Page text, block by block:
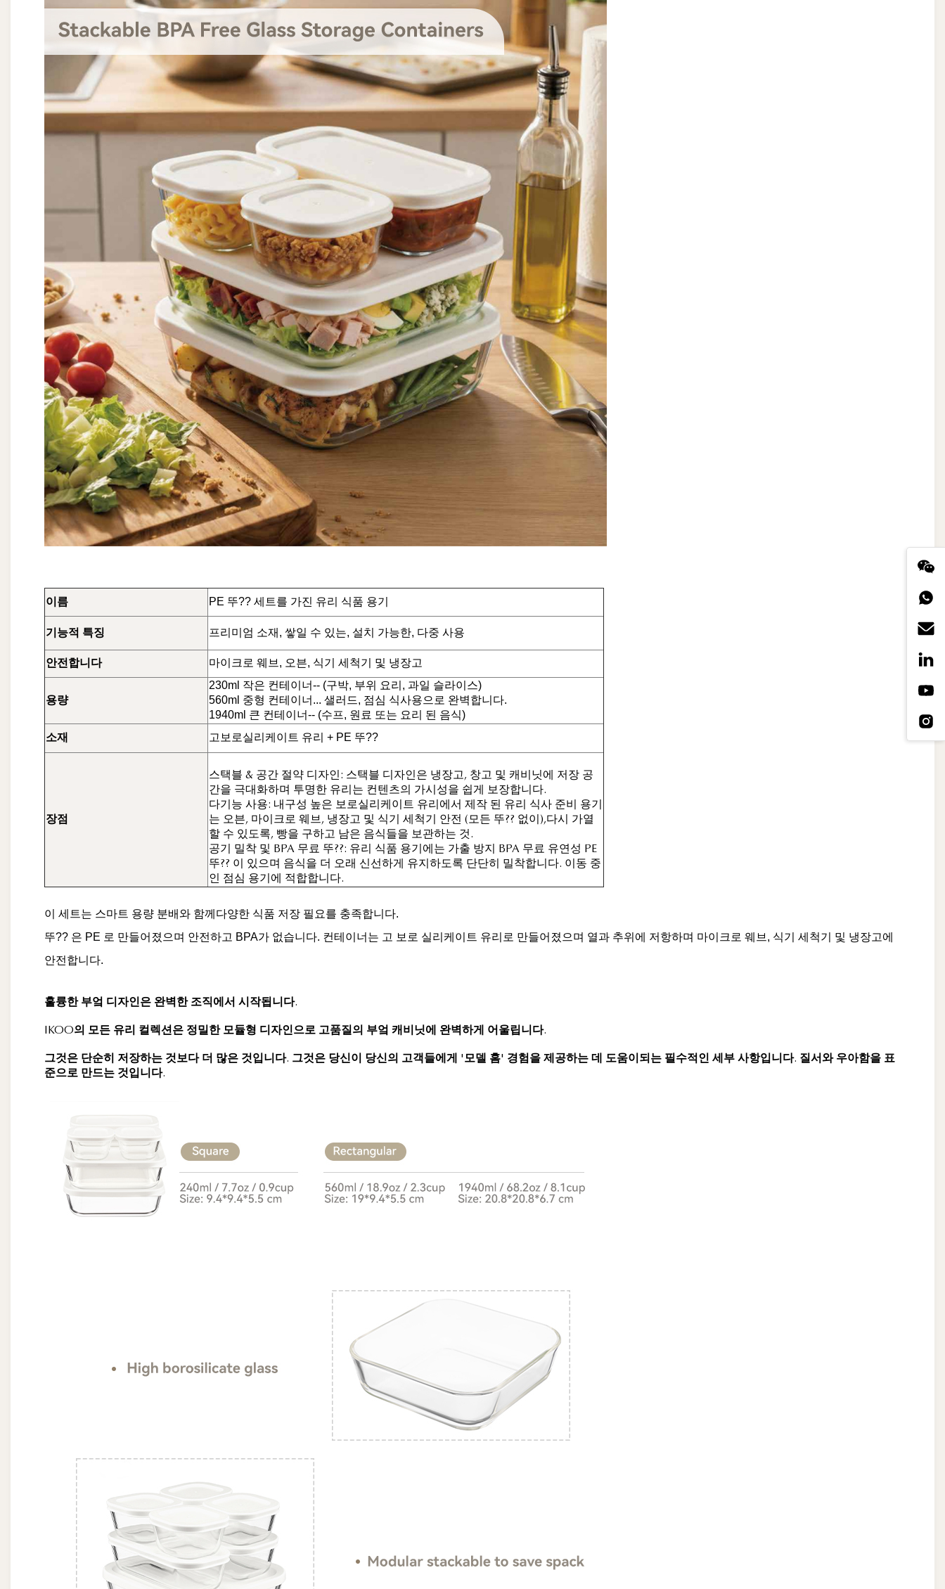
이름 PE 뚜?? 세트를 가진 유리 식품 용기
기능적 특징 프리미엄 소재, 쌓일 수 있는, 설치 가능한, 다중 사용
안전합니다 마이크로 웨브, 오븐, 식기 세척기 및 냉장고
용량
230ml 작은 컨테이너-- (구박, 부위 요리, 과일 슬라이스)
560ml 중형 컨테이너... 샐러드, 점심 식사용으로 완벽합니다.
1940ml 큰 컨테이너-- (수프, 원료 또는 요리 된 음식)
소재
고보로실리케이트 유리 + PE 뚜??
장점
스택블 & 공간 절약 디자인: 스택블 디자인은 냉장고, 창고 및 캐비닛에 저장 공
간을 극대화하며 투명한 유리는 컨텐츠의 가시성을 쉽게 보장합니다.
다기능 사용: 내구성 높은 보로실리케이트 유리에서 제작 된 유리 식사 준비 용기
는 오븐, 마이크로 웨브, 냉장고 및 식기 세척기 안전 (모든 뚜?? 없이),다시 가열
할 수 있도록, 빵을 구하고 남은 음식들을 보관하는 것.
공기 밀착 및 BPA 무료 뚜??: 유리 식품 용기에는 가출 방지 BPA 무료 유연성 PE
뚜?? 이 있으며 음식을 더 오래 신선하게 유지하도록 단단히 밀착합니다. 이동 중
인 점심 용기에 적합합니다.
이 세트는 스마트 용량 분배와 함께 다양한 식품 저장 필요를 충족합니다.
뚜?? 은 PE 로 만들어졌으며 안전하고 BPA가 없습니다. 컨테이너는 고 보로 실리케이트 유리로 만들어졌으며 열과 추위에 저항하며 마이크로 웨브, 식기 세척기 및 냉장고에
안전합니다.
훌륭한 부엌 디자인은 완벽한 조직에서 시작됩니다.
IKOO의 모든 유리 컬렉션은 정밀한 모듈형 디자인으로 고품질의 부엌 캐비닛에 완벽하게 어울립니다.
그것은 단순히 저장하는 것보다 더 많은 것입니다. 그것은 당신이 당신의 고객들에게 '모델 홈' 경험을 제공하는 데 도움이되는 필수적인 세부 사항입니다. 질서와 우아함을 표
준으로 만드는 것입니다.